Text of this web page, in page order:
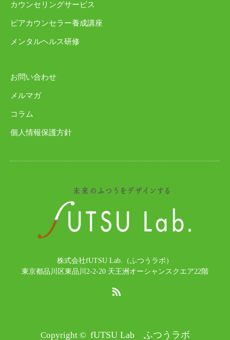
カウンセリングサービス
ピアカウンセラー養成講座
メンタルヘルス研修
お問い合わせ
メルマガ
コラム
個人情報保護方針
株式会社fUTSU Lab.（ふつうラボ）
東京都品川区東品川2-2-20 天王洲オーシャンスクエア22階
Copyright © fUTSU Lab ふつうラボ